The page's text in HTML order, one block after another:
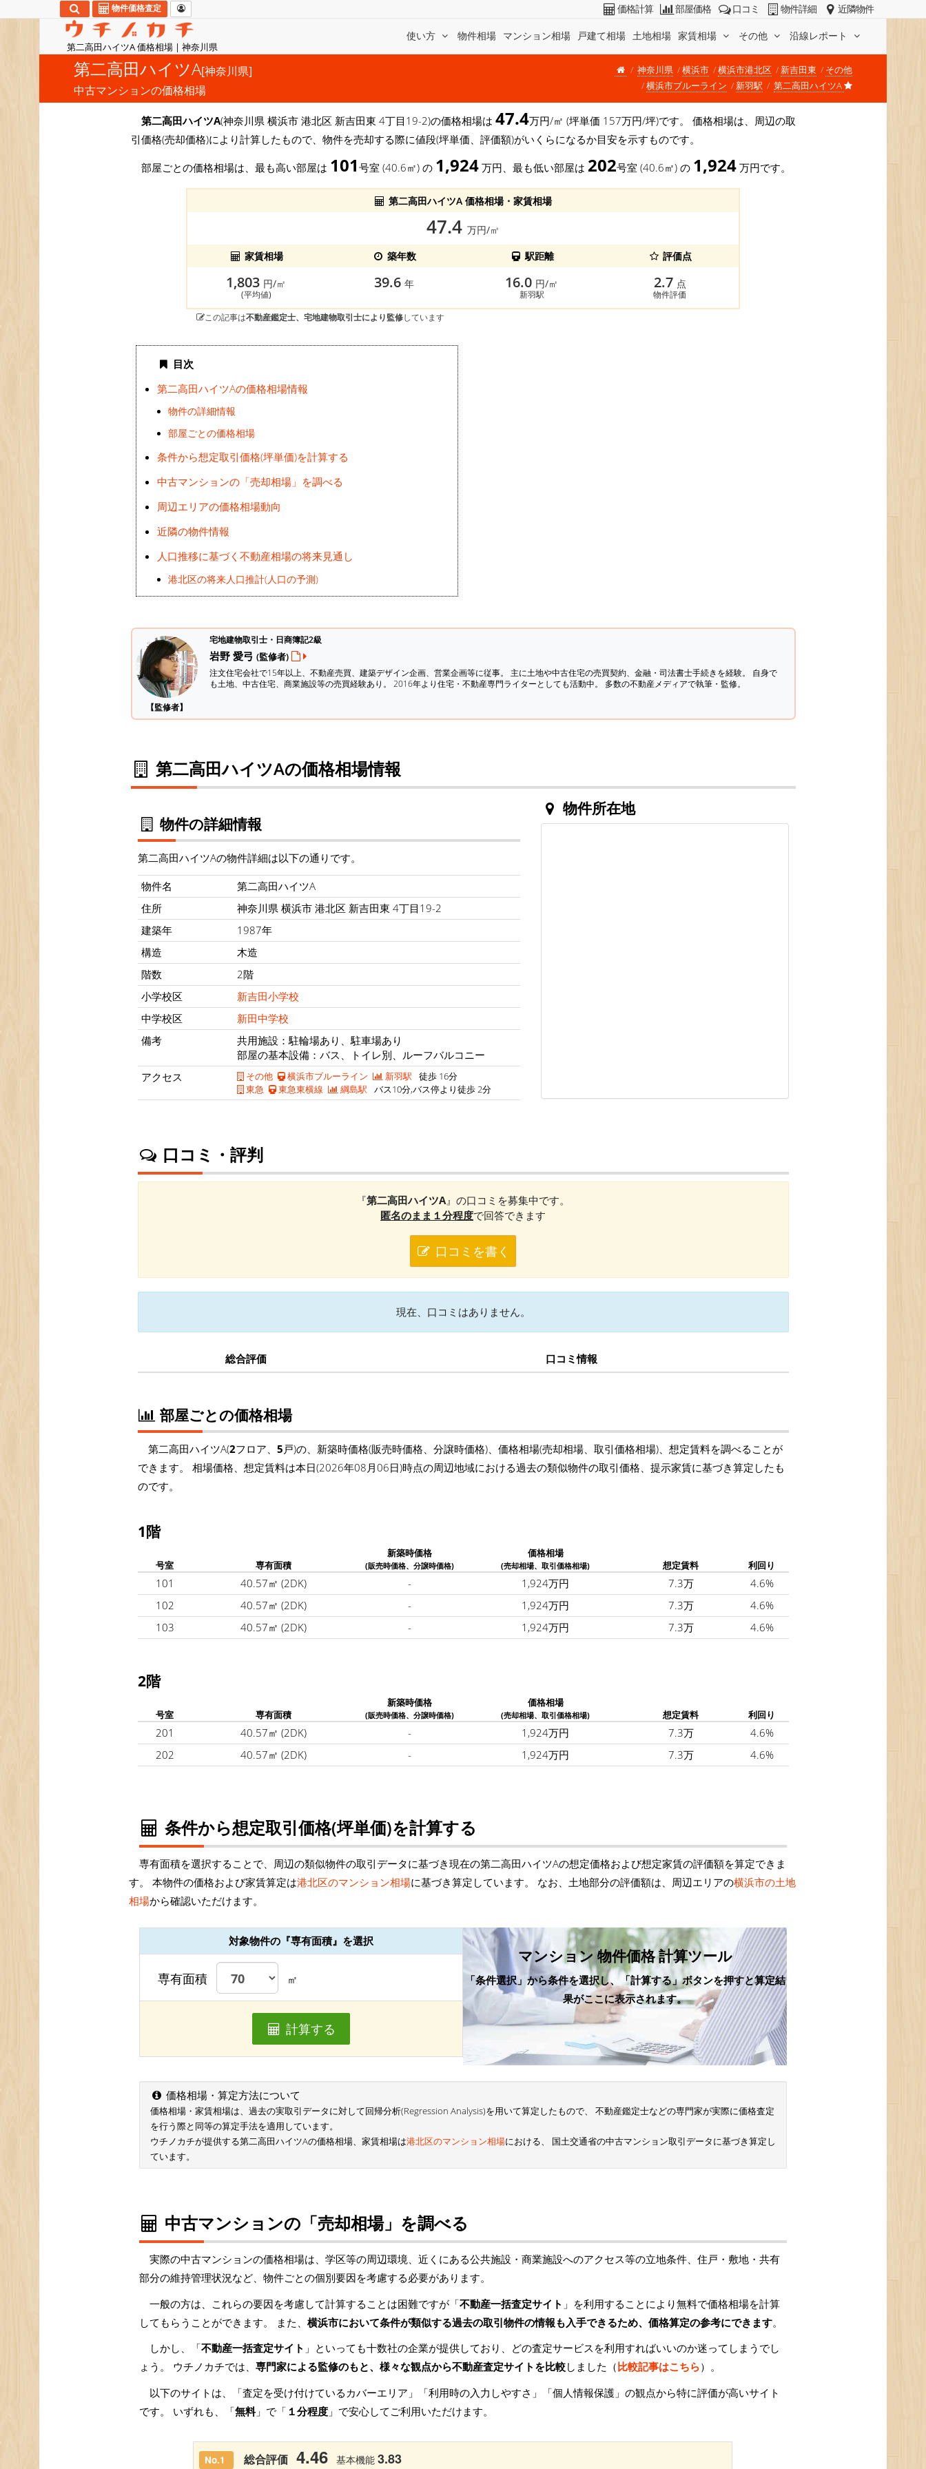
第二高田ハイツA 価格相場 | 神奈川県
使い方 物件相場 マンション相場 戸建て相場 土地相場 家賃相場 その他 沿線レポート
物件価格査定 価格計算 部屋価格 口コミ 物件詳細 近隣物件
第二高田ハイツA[神奈川県]
中古マンションの価格相場
神奈川県 横浜市 横浜市港北区 新吉田東
その他
横浜市ブルーライン
新羽駅 第二高田ハイツA
第二高田ハイツA(神奈川県 横浜市 港北区 新吉田東 4丁目19-2)の価格相場は 47.4万円/㎡ (坪単価 157万円/坪)です。 価格相場は、周辺の取
引価格(売却価格)により計算したもので、物件を売却する際に値段(坪単価、評価額)がいくらになるか目安を示すものです。
部屋ごとの価格相場は、最も高い部屋は 101 号室 (40.6㎡) の 1,924万円、最も低い部屋は 202号室 (40.6㎡) の 1,924万円です。
第二高田ハイツA 価格相場・家賃相場
47.4 万円/㎡
家賃相場
築年数 駅距離 評価点
1,803 円/㎡
(平均値)
39.6 年 16.0 円/㎡
新羽駅
2.7 点
物件評価
この記事は不動産鑑定士、宅地建物取引士により監修しています
目次
第二高田ハイツAの価格相場情報
物件の詳細情報
部屋ごとの価格相場
条件から想定取引価格(坪単価)を計算する
中古マンションの「売却相場」を調べる
周辺エリアの価格相場動向
近隣の物件情報
人口推移に基づく不動産相場の将来見通し
港北区の将来人口推計(人口の予測)
【監修者】
宅地建物取引士・日商簿記2級
岩野 愛弓 (監修者)
注文住宅会社で15年以上、不動産売買、建築デザイン企画、営業企画等に従事。 主に土地や中古住宅の売買契約、金融・司法書士手続きを経験。 自身で
も土地、中古住宅、商業施設等の売買経験あり。 2016年より住宅・不動産専門ライターとしても活動中。 多数の不動産メディアで執筆・監修。
第二高田ハイツAの価格相場情報
物件の詳細情報
第二高田ハイツAの物件詳細は以下の通りです。
物件名
第二高田ハイツA
住所
神奈川県 横浜市 港北区 新吉田東 4丁目19-2
建築年
1987年
構造
木造
階数
2階
小学校区
新吉田小学校
中学校区
新田中学校
備考
共用施設：駐輪場あり、駐車場あり
部屋の基本設備：バス、トイレ別、ルーフバルコニー
アクセス
その他 横浜市ブルーライン 新羽駅 徒歩 16分
東急
東急東横線 綱島駅 バス10分,バス停より徒歩 2分
物件所在地
口コミ・評判
『第二高田ハイツA 』の口コミを募集中です。
匿名のまま１分程度で回答できます
口コミを書く
現在、口コミはありません。
総合評価 口コミ情報
部屋ごとの価格相場
第二高田ハイツA(2フロア、 5戸)の、新築時価格(販売時価格、分譲時価格)、価格相場(売却相場、取引価格相場)、想定賃料を調べることが
できます。 相場価格、想定賃料は本日(2026年08月06日)時点の周辺地域における過去の類似物件の取引価格、提示家賃に基づき算定したも
のです。
1階
号室 専有面積
新築時価格
(販売時価格、分譲時価格)
価格相場
(売却相場、取引価格相場) 想定賃料 利回り
101 40.57㎡ (2DK) - 1,924万円 7.3万
4.6%
102
40.57㎡ (2DK) - 1,924万円 7.3万
4.6%
103
40.57㎡ (2DK) - 1,924万円 7.3万 4.6%
2階
号室 専有面積
新築時価格
(販売時価格、分譲時価格)
価格相場
(売却相場、取引価格相場) 想定賃料 利回り
201 40.57㎡ (2DK) - 1,924万円 7.3万
4.6%
202
40.57㎡ (2DK) - 1,924万円 7.3万 4.6%
条件から想定取引価格(坪単価)を計算する
専有面積を選択することで、周辺の類似物件の取引データに基づき現在の第二高田ハイツAの想定価格および想定家賃の評価額を算定できま
す。 本物件の価格および家賃算定は港北区のマンション相場に基づき算定しています。 なお、土地部分の評価額は、周辺エリアの横浜市の土地
相場から確認いただけます。
対象物件の『専有面積』を選択
専有面積 ㎡
計算する
マンション 物件価格 計算ツール
「条件選択」から条件を選択し、「計算する」ボタンを押すと算定結
果がここに表示されます。
価格相場・算定方法について
価格相場・家賃相場は、過去の実取引データに対して回帰分析(Regression Analysis)を用いて算定したもので、 不動産鑑定士などの専門家が実際に価格査定
を行う際と同等の算定手法を適用しています。
ウチノカチが提供する第二高田ハイツAの価格相場、家賃相場は港北区のマンション相場における、 国土交通省の中古マンション取引データに基づき算定し
ています。
中古マンションの「売却相場」を調べる
実際の中古マンションの価格相場は、学区等の周辺環境、近くにある公共施設・商業施設へのアクセス等の立地条件、住戸・敷地・共有
部分の維持管理状況など、物件ごとの個別要因を考慮する必要があります。
一般の方は、これらの要因を考慮して計算することは困難ですが「不動産一括査定サイト 」を利用することにより無料で価格相場を計算
してもらうことができます。 また、 横浜市において条件が類似する過去の取引物件の情報も入手できるため、価格算定の参考にできます。
しかし、「不動産一括査定サイト 」といっても十数社の企業が提供しており、どの査定サービスを利用すればいいのか迷ってしまうでし
ょう。 ウチノカチでは、 専門家による監修のもと、様々な観点から不動産査定サイトを比較しました（比較記事はこちら）。
以下のサイトは、「査定を受け付けているカバーエリア」「利用時の入力しやすさ」「個人情報保護」の観点から特に評価が高いサイト
です。 いずれも、「無料」で「 １分程度 」で安心してご利用いただけます。